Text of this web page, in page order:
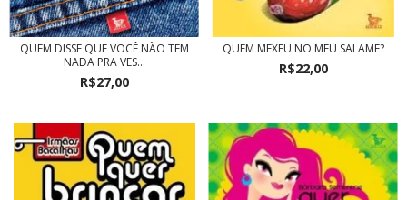
QUEM DISSE QUE VOCÊ NÃO TEM
NADA PRA VES...
R$27,00
QUEM MEXEU NO MEU SALAME?
R$22,00